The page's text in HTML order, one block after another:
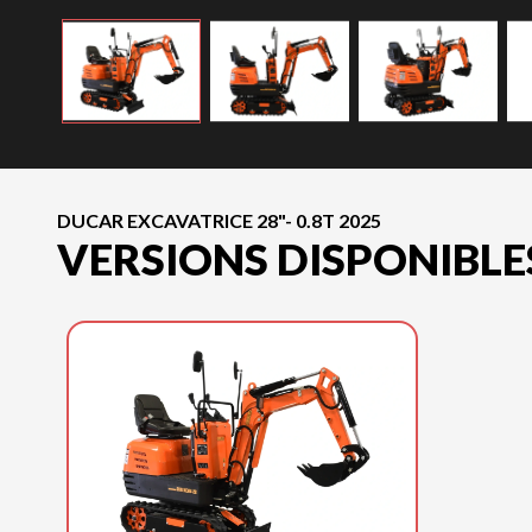
DUCAR EXCAVATRICE 28"- 0.8T 2025
VERSIONS